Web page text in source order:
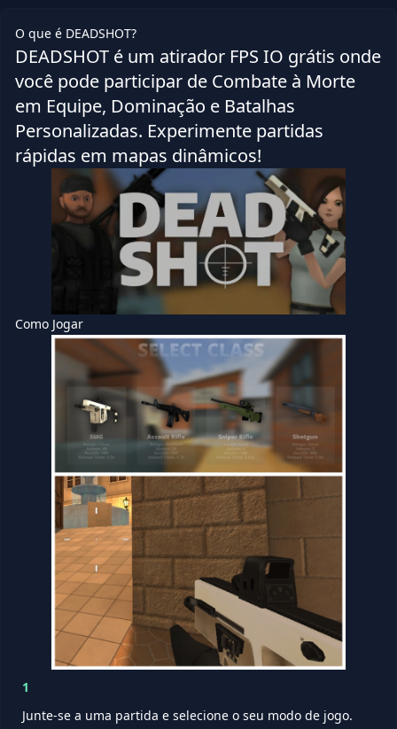
O que é DEADSHOT?
DEADSHOT é um atirador FPS IO grátis onde
você pode participar de Combate à Morte
em Equipe, Dominação e Batalhas
Personalizadas. Experimente partidas
rápidas em mapas dinâmicos!
Como Jogar
1
Junte-se a uma partida e selecione o seu modo de jogo.